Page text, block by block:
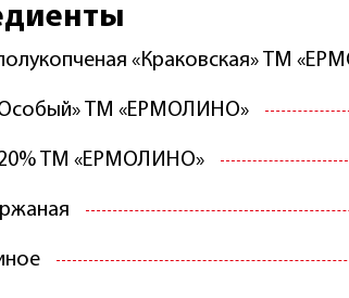
«Краковская» ТМ
ТМ «ЕРМОЛИНО»
ТМ «ЕРМОЛИНО»